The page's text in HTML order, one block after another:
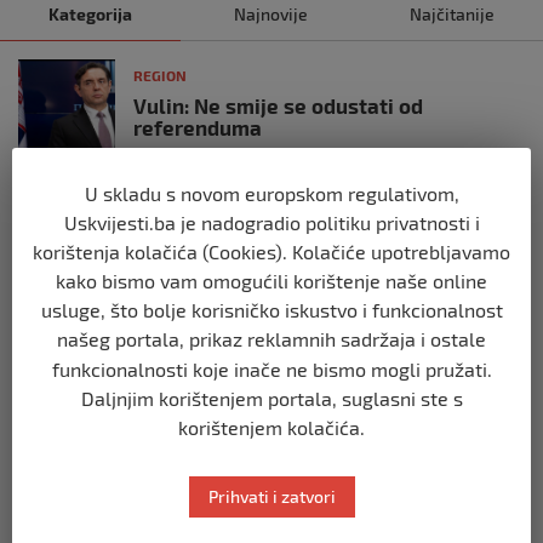
Kategorija Najnovije Najčitanije
REGION
Vulin: Ne smije se odustati od
referenduma
REGION
Mira se dvadeseti put cijepila protiv
gripe: ‘Zato da ne budem bolesna’
prije 10 mjeseci
REGION
Predsjednik Srbije Aleksandar Vučić
poslao vijenac: Posljednji pozdrav
Halidu
prije 10 mjeseci
U skladu s novom europskom regulativom,
Uskvijesti.ba je nadogradio politiku privatnosti i
korištenja kolačića (Cookies). Kolačiće upotrebljavamo
kako bismo vam omogućili korištenje naše online
usluge, što bolje korisničko iskustvo i funkcionalnost
našeg portala, prikaz reklamnih sadržaja i ostale
funkcionalnosti koje inače ne bismo mogli pružati.
Daljnjim korištenjem portala, suglasni ste s
korištenjem kolačića.
Prihvati i zatvori